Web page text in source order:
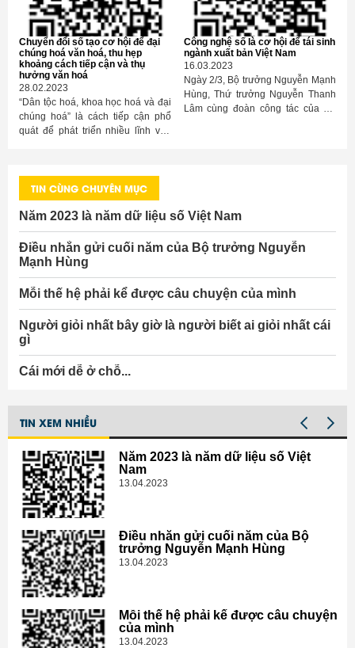
thế, sẽ có một nghề hợp với mình.
chuyện tạp chí Việt Nam.
Chuyển đổi số tạo cơ hội để đại
chúng hoá văn hoá, thu hẹp
khoảng cách tiếp cận và thụ
hưởng văn hoá
28.02.2023
“Dân tộc hoá, khoa học hoá và đại
chúng hoá” là cách tiếp cận phổ
quát để phát triển nhiều lĩnh vực
tiếp cận này. Chuyển đổi số (CĐS)
Việt Nam cũng dựa trên các
nguyên tắc này.
Công nghệ số là cơ hội để tái sinh
ngành xuất bản Việt Nam
16.03.2023
Ngày 2/3, Bộ trưởng Nguyễn Mạnh
Hùng, Thứ trưởng Nguyễn Thanh
Lâm cùng đoàn công tác của Bộ
TIN CÙNG CHUYÊN MỤC
Năm 2023 là năm dữ liệu số Việt Nam
Điều nhắn gửi cuối năm của Bộ trưởng Nguyễn
Mạnh Hùng
Mỗi thế hệ phải kể được câu chuyện của mình
Người giỏi nhất bây giờ là người biết ai giỏi nhất cái
gì
Cái mới dễ ở chỗ...
TIN XEM NHIỀU
Năm 2023 là năm dữ liệu số Việt
Nam
13.04.2023
Điều nhắn gửi cuối năm của Bộ
trưởng Nguyễn Mạnh Hùng
13.04.2023
Mỗi thế hệ phải kể được câu chuyện
của mình
13.04.2023